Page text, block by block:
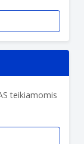
teikiamomis